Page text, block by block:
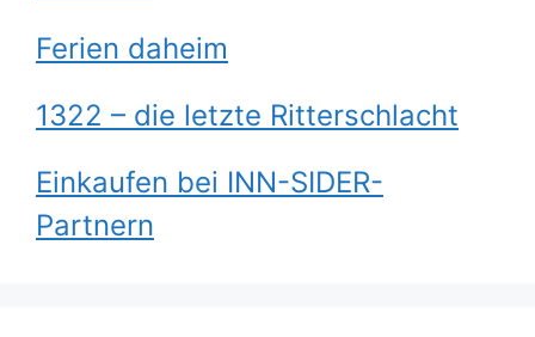
Ferien daheim
1322 – die letzte Ritterschlacht
Einkaufen bei INN-SIDER-
Partnern